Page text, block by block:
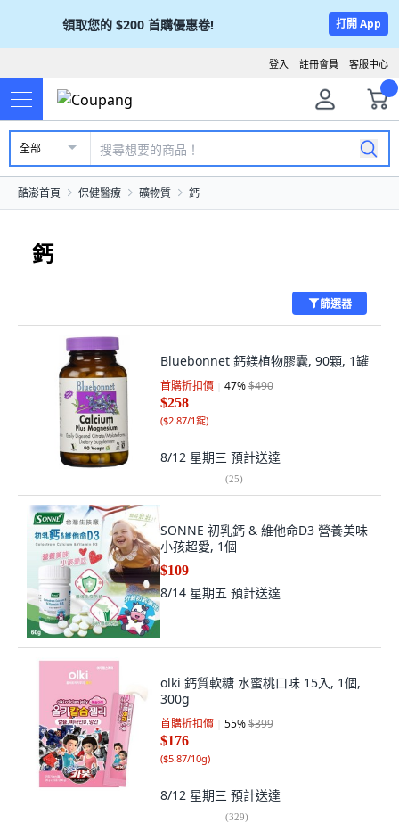
領取您的 $200 首購優惠卷! 打開 App
客服中心
註冊會員
登入
全部
酷澎首頁 保健醫療 礦物質 鈣
鈣
篩選器
Bluebonnet 鈣鎂植物膠囊, 90顆, 1罐
首購折扣價 47%$490
$258
($2.87/1錠)
8/12 星期三 預計送達
(25)
SONNE 初乳鈣 & 維他命D3 營養美味
小孩超愛, 1個
$109
8/14 星期五 預計送達
olki 鈣質軟糖 水蜜桃口味 15入, 1個,
300g
首購折扣價 55%$399
$176
($5.87/10g)
8/12 星期三 預計送達
(329)